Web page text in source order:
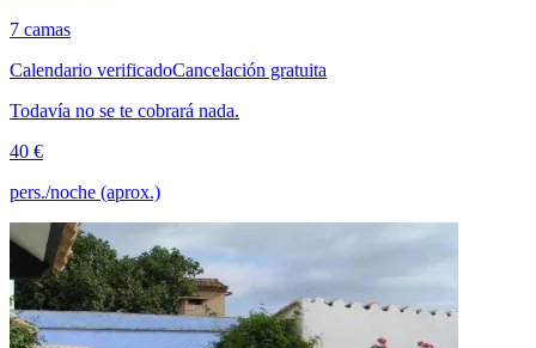
7 camas
Calendario verificadoCancelación gratuita
Todavía no se te cobrará nada.
40 €
pers./noche (aprox.)